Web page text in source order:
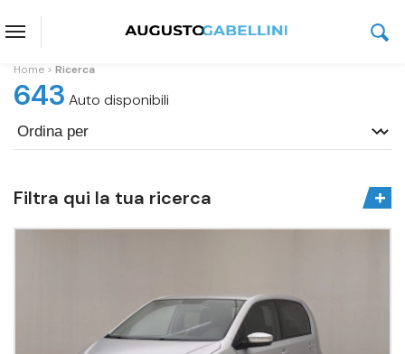
Home Ricerca
643 Auto disponibili
Filtra qui la tua ricerca